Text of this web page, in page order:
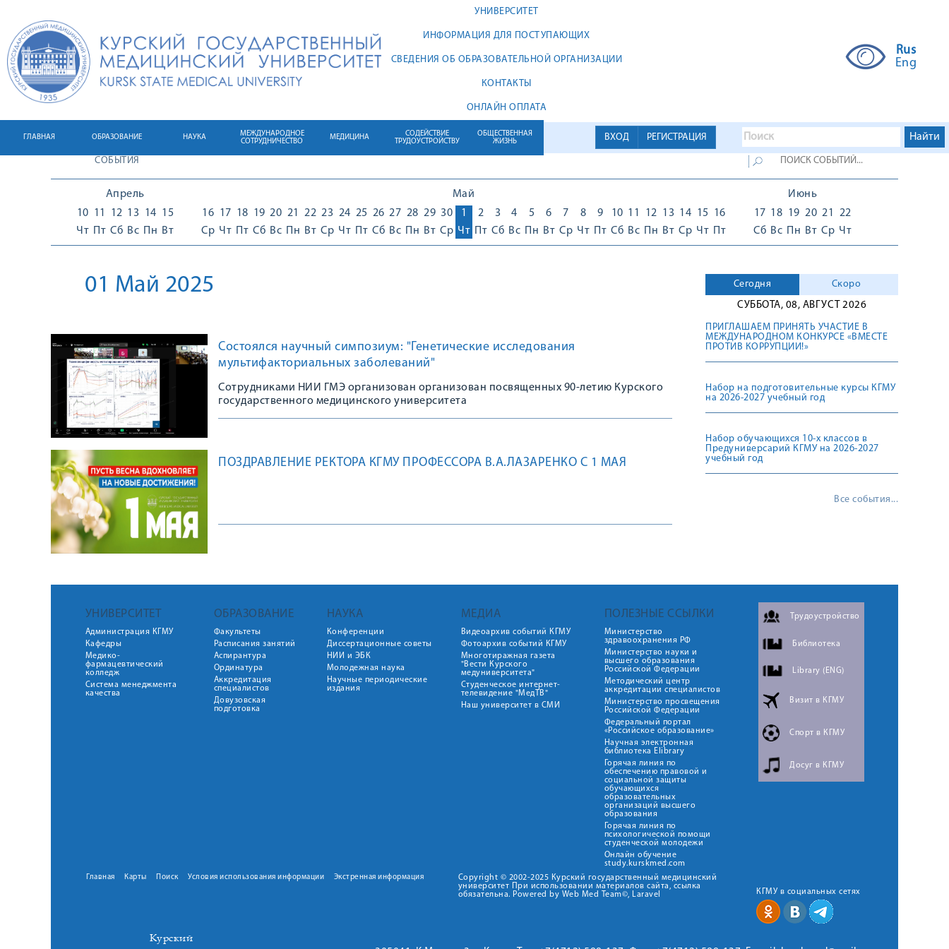
УНИВЕРСИТЕТ
ИНФОРМАЦИЯ ДЛЯ ПОСТУПАЮЩИХ
СВЕДЕНИЯ ОБ ОБРАЗОВАТЕЛЬНОЙ ОРГАНИЗАЦИИ
КОНТАКТЫ
ОНЛАЙН ОПЛАТА
Rus
Eng
ВХОД РЕГИСТРАЦИЯ
ГЛАВНАЯ ОБРАЗОВАНИЕ НАУКА
МЕЖДУНАРОДНОЕ
СОТРУДНИЧЕСТВО
МЕДИЦИНА
СОДЕЙСТВИЕ
ТРУДОУСТРОЙСТВУ
ОБЩЕСТВЕННАЯ
ЖИЗНЬ
СОБЫТИЯ
Апрель
10
Чт
11
Пт
12
Сб
13
Вс
14
Пн
15
Вт
Май
16
Ср
17
Чт
18
Пт
19
Сб
20
Вс
21
Пн
22
Вт
23
Ср
24
Чт
25
Пт
26
Сб
27
Вс
28
Пн
29
Вт
30
Ср
1
Чт
2
Пт
3
Сб
4
Вс
5
Пн
6
Вт
7
Ср
8
Чт
9
Пт
10
Сб
11
Вс
12
Пн
13
Вт
14
Ср
15
Чт
16
Пт
Июнь
17
Сб
18
Вс
19
Пн
20
Вт
21
Ср
22
Чт
01 Май 2025
Состоялся научный симпозиум: "Генетические исследования
мультифакториальных заболеваний"
Сотрудниками НИИ ГМЭ организован организован посвященных 90-летию Курского
государственного медицинского университета
ПОЗДРАВЛЕНИЕ РЕКТОРА КГМУ ПРОФЕССОРА В.А.ЛАЗАРЕНКО С 1 МАЯ
Сегодня
Скоро
СУББОТА, 08, АВГУСТ 2026
ПРИГЛАШАЕМ ПРИНЯТЬ УЧАСТИЕ В
МЕЖДУНАРОДНОМ КОНКУРСЕ «ВМЕСТЕ
ПРОТИВ КОРРУПЦИИ!»
Набор на подготовительные курсы КГМУ
на 2026-2027 учебный год
Набор обучающихся 10-х классов в
Предуниверсарий КГМУ на 2026-2027
учебный год
Все события...
УНИВЕРСИТЕТ
Администрация КГМУ
Кафедры
Медико-
фармацевтический
колледж
Система менеджмента
качества
ОБРАЗОВАНИЕ
Факультеты
Расписания занятий
Аспирантура
Ординатура
Аккредитация
специалистов
Довузовская
подготовка
НАУКА
Конференции
Диссертационные советы
НИИ и ЭБК
Молодежная наука
Научные периодические
издания
МЕДИА
Видеоархив событий КГМУ
Фотоархив событий КГМУ
Многотиражная газета
"Вести Курского
медуниверситета"
Студенческое интернет-
телевидение "МедТВ"
Наш университет в СМИ
ПОЛЕЗНЫЕ ССЫЛКИ
Министерство
здравоохранения РФ
Министерство науки и
высшего образования
Российской Федерации
Методический центр
аккредитации специалистов
Министерство просвещения
Российской Федерации
Федеральный портал
«Российское образование»
Научная электронная
библиотека Elibrary
Горячая линия по
обеспечению правовой и
социальной защиты
обучающихся
образовательных
организаций высшего
образования
Горячая линия по
психологической помощи
студенческой молодежи
Онлайн обучение
study.kurskmed.com
Трудоустройство
Библиотека
Library (ENG)
Визит в КГМУ
Спорт в КГМУ
Досуг в КГМУ
Главная Карты Поиск Условия использования информации Экстренная информация
Copyright © 2002-2025 Курский государственный медицинский
университет При использовании материалов сайта, ссылка
обязательна. Powered by Web Med Team©, Laravel
КГМУ в социальных сетях
Курский